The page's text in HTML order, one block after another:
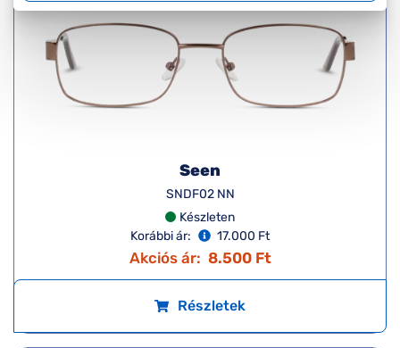
Seen
SNDF02 NN
Készleten
Korábbi ár:
17.000 Ft
Akciós ár: 8.500 Ft
Részletek